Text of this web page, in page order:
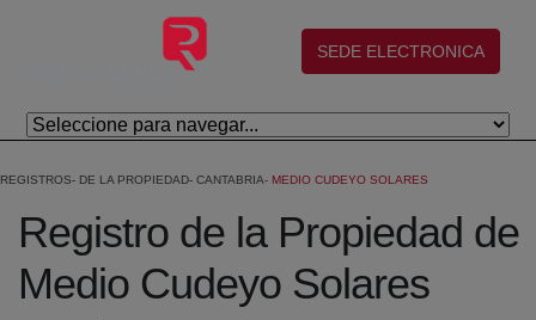
Salta al contingut principal
(abre en nueva ventana)
SEDE ELECTRONICA
REGISTROS DE LA PROPIEDAD CANTABRIA MEDIO CUDEYO SOLARES
Registro de la Propiedad de
Medio Cudeyo Solares